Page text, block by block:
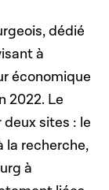
dédié
à
économique
2022. Le
sites : le
la recherche,
à